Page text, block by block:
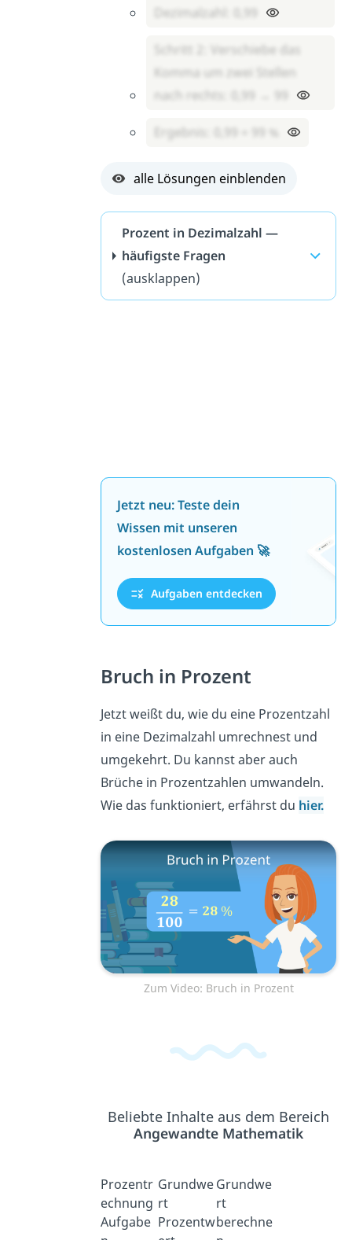
Dezimalzahl: 0,99
Schritt 2: Verschiebe das
Komma um zwei Stellen
nach rechts: 0,99 → 99
Ergebnis: 0,99 = 99 %
alle Lösungen einblenden
Prozent in Dezimalzahl —
häufigste Fragen
(ausklappen)
Jetzt neu: Teste dein
Wissen mit unseren
kostenlosen Aufgaben 🚀
Aufgaben entdecken
Bruch in Prozent
Jetzt weißt du, wie du eine Prozentzahl
in eine Dezimalzahl umrechnest und
umgekehrt. Du kannst aber auch
Brüche in Prozentzahlen umwandeln.
Wie das funktioniert, erfährst du hier.
Zum Video: Bruch in Prozent
Beliebte Inhalte aus dem Bereich
Angewandte Mathematik
Prozentr
echnung
Aufgabe
Grundwe
rt
Prozentw
Grundwe
rt
berechne